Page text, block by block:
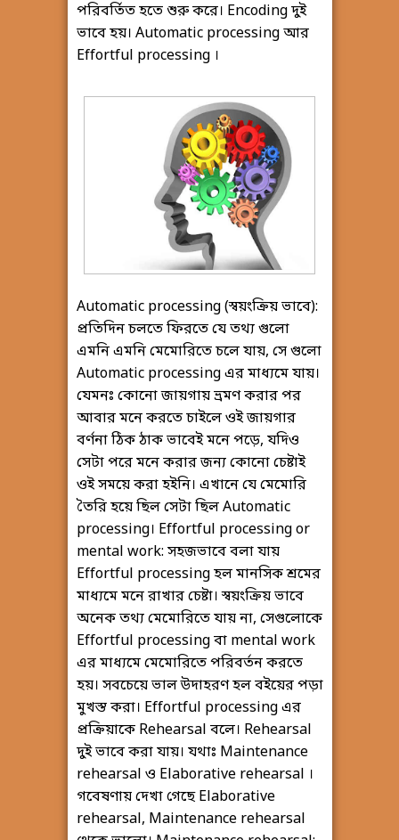
পরিবর্তিত হতে শুরু করে। Encoding দুই
ভাবে হয়। Automatic processing আর
Effortful processing ।
Automatic processing (স্বয়ংক্রিয় ভাবে):
প্রতিদিন চলতে ফিরতে যে তথ্য গুলো
এমনি এমনি মেমোরিতে চলে যায়, সে গুলো
Automatic processing এর মাধ্যমে যায়।
যেমনঃ কোনো জায়গায় ভ্রমণ করার পর
আবার মনে করতে চাইলে ওই জায়গার
বর্ণনা ঠিক ঠাক ভাবেই মনে পড়ে, যদিও
সেটা পরে মনে করার জন্য কোনো চেষ্টাই
ওই সময়ে করা হইনি। এখানে যে মেমোরি
তৈরি হয়ে ছিল সেটা ছিল Automatic
processing। Effortful processing or
mental work: সহজভাবে বলা যায়
Effortful processing হল মানসিক শ্রমের
মাধ্যমে মনে রাখার চেষ্টা। স্বয়ংক্রিয় ভাবে
অনেক তথ্য মেমোরিতে যায় না, সেগুলোকে
Effortful processing বা mental work
এর মাধ্যমে মেমোরিতে পরিবর্তন করতে
হয়। সবচেয়ে ভাল উদাহরণ হল বইয়ের পড়া
মুখস্ত করা। Effortful processing এর
প্রক্রিয়াকে Rehearsal বলে। Rehearsal
দুই ভাবে করা যায়। যথাঃ Maintenance
rehearsal ও Elaborative rehearsal ।
গবেষণায় দেখা গেছে Elaborative
rehearsal, Maintenance rehearsal